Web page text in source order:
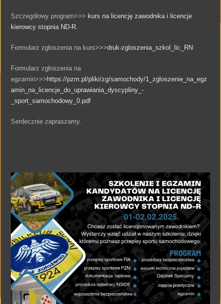
Szczegółowy program>>> kurs na licencję zawodnika i licencje
kierowcy stopnia ND-R.
Formularz zgłoszenia na kurs>>>druk-zgloszenia_szkol_lic_RN
Formularz zgłoszenia na
egzamin>>> https://pzm.pl/pliki/zg/samochody/1_zgloszenie_na_egz
amin_na_licencje_do_uprawiania_dyscypliny_-
_sport_samochodowy_0.pdf
Serdecznie zapraszamy.